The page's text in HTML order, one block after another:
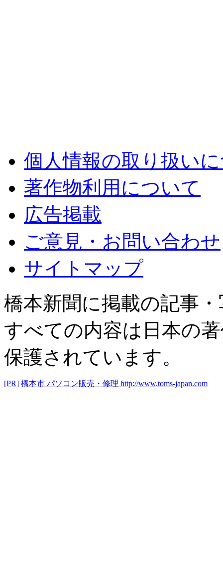
個人情報の取り扱い
著作物利用について
広告掲載
ご意見・お問い合わせ
サイトマップ
橋本新聞に掲載の記事
すべての内容は日本の
保護されています。
[PR] 橋本市 パソコン販売・修理 http://www.toms-japan.com